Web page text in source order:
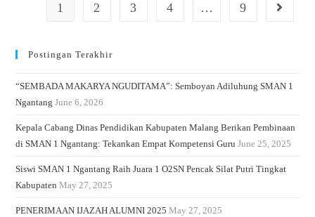
1 2 3 4 … 9
Postingan Terakhir
“SEMBADA MAKARYA NGUDITAMA”: Semboyan Adiluhung SMAN 1
Ngantang June 6, 2026
Kepala Cabang Dinas Pendidikan Kabupaten Malang Berikan Pembinaan
di SMAN 1 Ngantang: Tekankan Empat Kompetensi Guru June 25, 2025
Siswi SMAN 1 Ngantang Raih Juara 1 O2SN Pencak Silat Putri Tingkat
Kabupaten May 27, 2025
PENERIMAAN IJAZAH ALUMNI 2025 May 27, 2025